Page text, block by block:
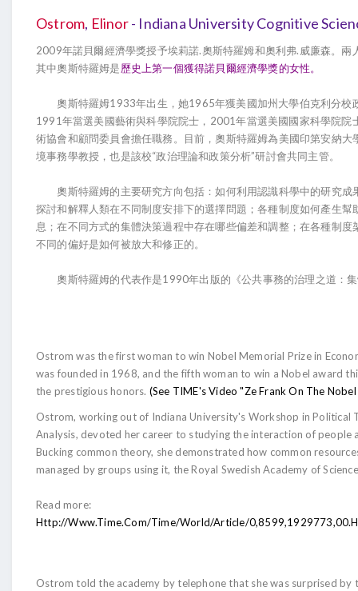
Ostrom, Elinor- Indiana University Cognitive
2009年諾貝爾經濟學獎授予埃莉諾.奧斯特羅姆和奧利弗.威廉森。兩
其中奧斯特羅姆是歷史上第一個獲得諾貝爾經濟學獎的女性。
奧斯特羅姆1933年出生，她1965年獲美國加州大學伯克利分校
1991年當選美國藝術與科學院院士，2001年當選美國國家科學院院
術協會和顧問委員會擔任職務。目前，奧斯特羅姆為美國印第安納大
境事務學教授，也是該校“政治理論和政策分析”研討會共同主管。
奧斯特羅姆的主要研究方向包括：如何利用認識科學中的研究成
探討和解釋人類在不同制度安排下的選擇問題；各種制度如何產生幫
息；在不同方式的集體決策過程中存在哪些偏差和調整；在各種制度
不同的偏好是如何被放大和修正的。
奧斯特羅姆的代表作是1990年出版的《公共事務的治理之道：集
Ostrom was the first woman to win Nobel Memorial Prize in
was founded in 1968, and the fifth woman to win a Nobel award
the prestigious honors. (See TIME's Video "Ze Frank On The Nobel
Ostrom, working out of Indiana University's Workshop in Political
Analysis, devoted her career to studying the interaction of people
Bucking common theory, she demonstrated how common
managed by groups using it, the Royal Swedish Academy of
Read more:
Http://www.time.com/time/world/article/
Ostrom told the academy by telephone that she was surprised by